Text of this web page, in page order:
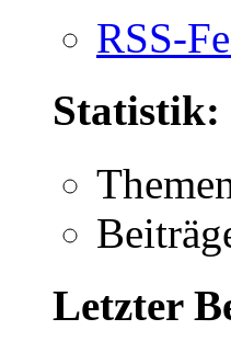
RSS-
Statistik:
Letzter